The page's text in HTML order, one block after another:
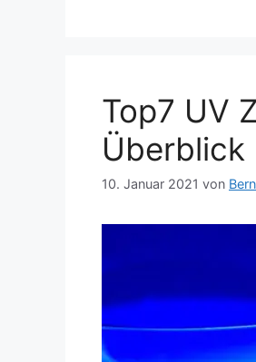
Top7 UV
Überblick
10. Januar 2021 von